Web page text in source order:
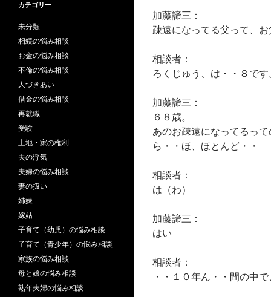
加藤諦三：
疎遠になってる父って、
相談者：
ろくじゅう、は・・８です
加藤諦三：
６８歳。
あのお疎遠になってるっ
ら・・ほ、ほとんど・・
相談者：
は（わ）
加藤諦三：
はい
相談者：
・・１０年ん・・間の中で
カテゴリー
未分類
相続の悩み相談
お金の悩み相談
不倫の悩み相談
人づきあい
借金の悩み相談
再就職
受験
土地・家の権利
夫の浮気
夫婦の悩み相談
妻の扱い
姉妹
嫁姑
子育て（幼児）の悩み相談
子育て（青少年）の悩み相談
家族の悩み相談
母と娘の悩み相談
熟年夫婦の悩み相談